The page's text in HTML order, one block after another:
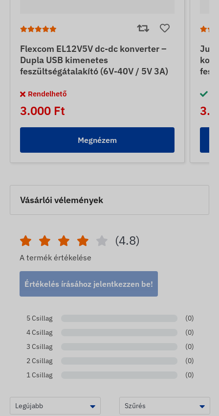
Flexcom EL12V5V dc-dc konverter –
Dupla USB kimenetes
feszültségátalakító (6V-40V / 5V 3A)
Rendelhető
3.000 Ft
Megnézem
Vásárlói vélemények
(4.8)
A termék értékelése
Értékelés írásához jelentkezzen be!
5 Csillag
(0)
4 Csillag
(0)
3 Csillag
(0)
2 Csillag
(0)
1 Csillag
(0)